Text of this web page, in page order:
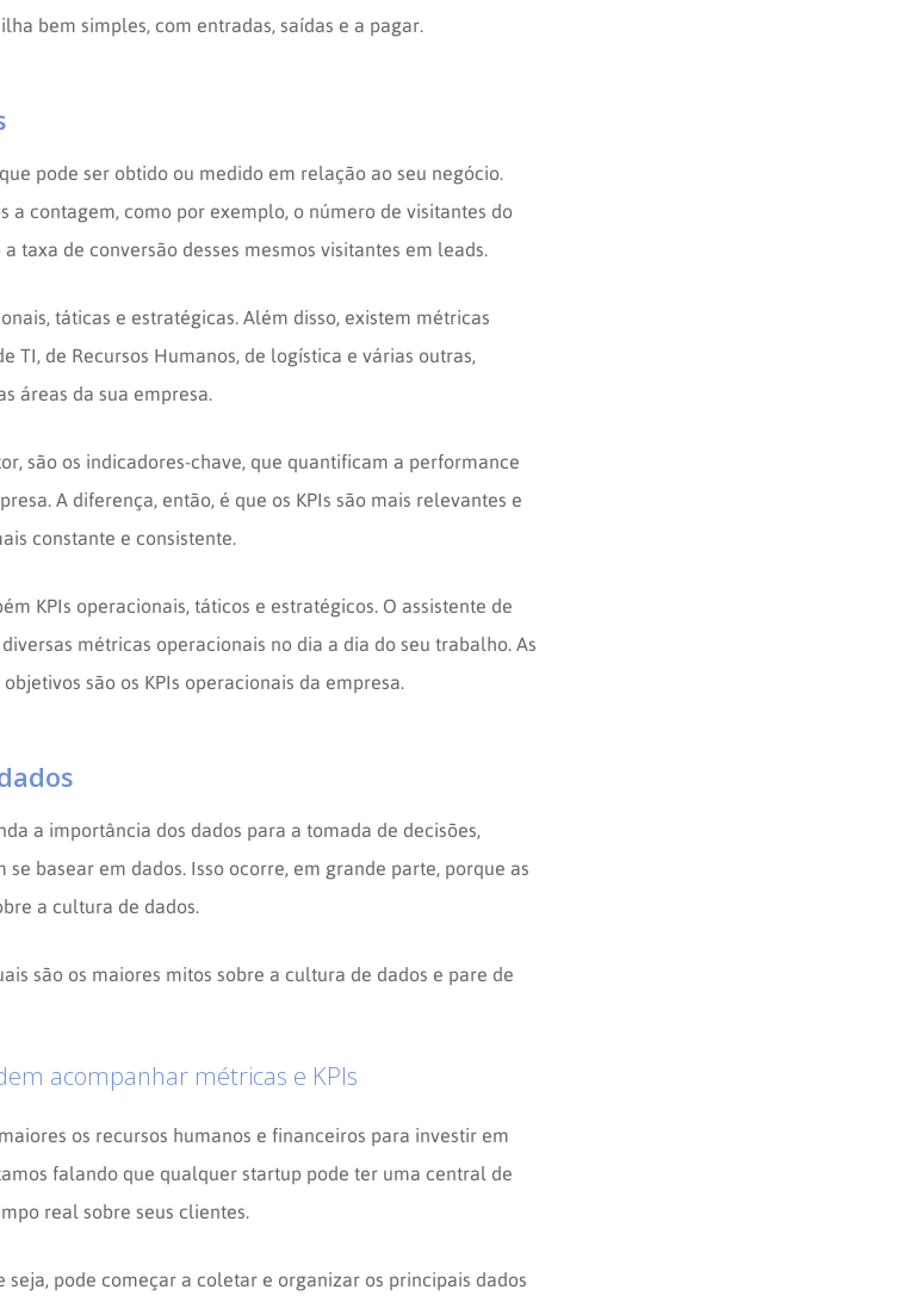
bem simples, com entradas, saídas e a pagar.
pode ser obtido ou medido em relação ao seu negócio.
a contagem, como por exemplo, o número de visitantes do
taxa de conversão desses mesmos visitantes em leads.
táticas e estratégicas. Além disso, existem métricas
TI, de Recursos Humanos, de logística e várias outras,
áreas da sua empresa.
são os indicadores-chave, que quantificam a performance
A diferença, então, é que os KPIs são mais relevantes e
constante e consistente.
KPIs operacionais, táticos e estratégicos. O assistente de
métricas operacionais no dia a dia do seu trabalho. As
são os KPIs operacionais da empresa.
a importância dos dados para a tomada de decisões,
basear em dados. Isso ocorre, em grande parte, porque as
a cultura de dados.
são os maiores mitos sobre a cultura de dados e pare de
acompanhar métricas e KPIs
os recursos humanos e financeiros para investir em
falando que qualquer startup pode ter uma central de
real sobre seus clientes.
pode começar a coletar e organizar os principais dados